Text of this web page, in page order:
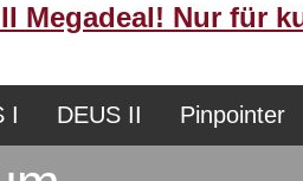
Megadeal! Nur für
I DEUS II Pinpointer